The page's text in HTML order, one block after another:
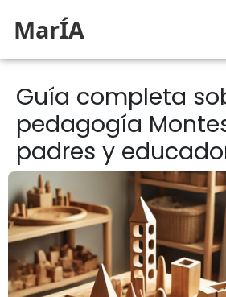
MarÍA
Guía completa
pedagogía
padres y